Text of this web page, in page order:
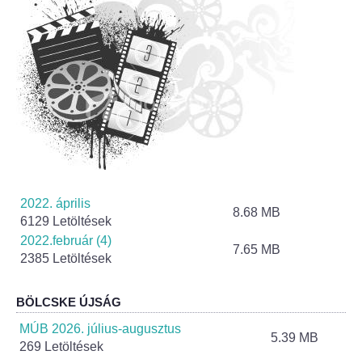
Védőnői szolgálat
Központi orvosi ügyelet
Alapszolgáltatási Központ
Kultúra
IKSZT - Integrált Közösségi és Szolgáltató Tér
Rendezvényház
Könyvtár
Rákóczi Mozi
Körzeti megbízott
2022. április
6129 Letöltések
8.68 MB
2022.február (4)
2385 Letöltések
7.65 MB
BÖLCSKE ÚJSÁG
MÚB 2026. július-augusztus
269 Letöltések
5.39 MB